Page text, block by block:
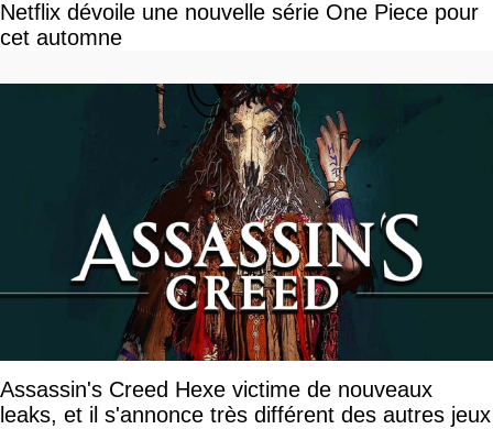
Netflix dévoile une nouvelle série One Piece pour
cet automne
Assassin's Creed Hexe victime de nouveaux
leaks, et il s'annonce très différent des autres jeux